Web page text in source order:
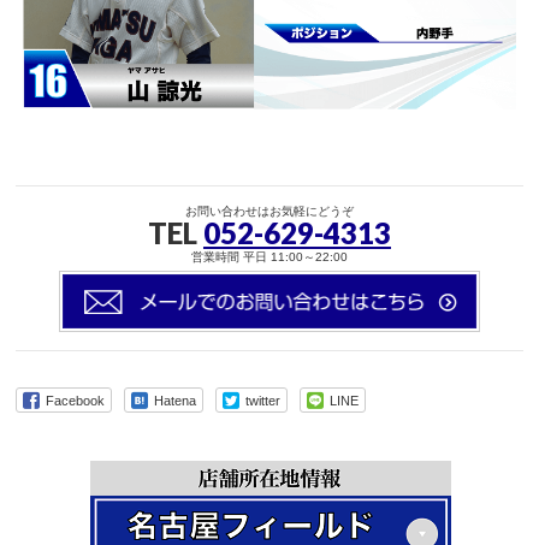
お問い合わせはお気軽にどうぞ
TEL 052-629-4313
営業時間 平日 11:00～22:00
Facebook Hatena twitter LINE